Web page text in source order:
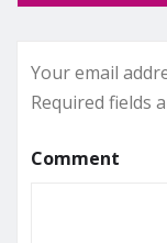
Your email
Required fields
Comment